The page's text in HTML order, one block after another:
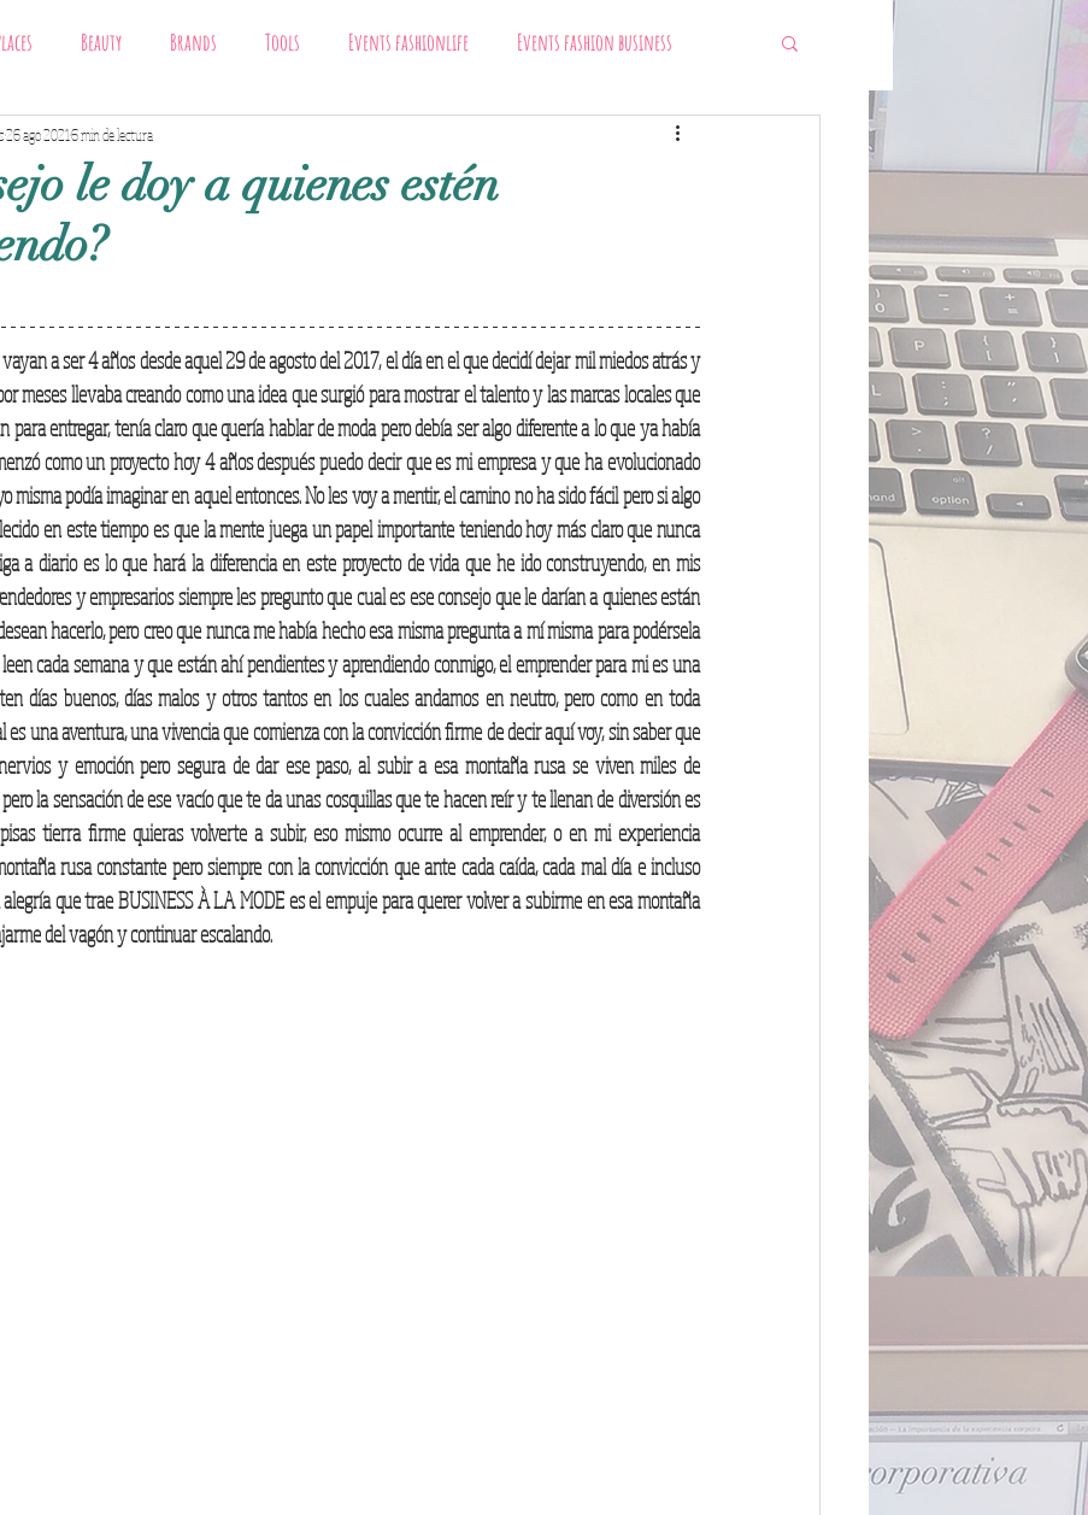
Beauty Brands Tools Events fashionlife Events fashion business
Trends fashionlife
le doy a quienes estén
26 ago 20216 min de lectura
a ser 4 años desde aquel 29 de agosto del 2017, el día en el que decidí dejar mil miedos atrás y
meses llevaba creando como una idea que surgió para mostrar el talento y las marcas locales que
entregar, tenía claro que quería hablar de moda pero debía ser algo diferente a lo que ya había
como un proyecto hoy 4 años después puedo decir que es mi empresa y que ha evolucionado
misma podía imaginar en aquel entonces. No les voy a mentir, el camino no ha sido fácil pero si algo
en este tiempo es que la mente juega un papel importante teniendo hoy más claro que nunca
a diario es lo que hará la diferencia en este proyecto de vida que he ido construyendo, en mis
y empresarios siempre les pregunto que cual es ese consejo que le darían a quienes están
hacerlo, pero creo que nunca me había hecho esa misma pregunta a mí misma para podérsela
cada semana y que están ahí pendientes y aprendiendo conmigo, el emprender para mi es una
días buenos, días malos y otros tantos en los cuales andamos en neutro, pero como en toda
una aventura, una vivencia que comienza con la convicción firme de decir aquí voy, sin saber que
y emoción pero segura de dar ese paso, al subir a esa montaña rusa se viven miles de
la sensación de ese vacío que te da unas cosquillas que te hacen reír y te llenan de diversión es
tierra firme quieras volverte a subir, eso mismo ocurre al emprender, o en mi experiencia
rusa constante pero siempre con la convicción que ante cada caída, cada mal día e incluso
que trae BUSINESS À LA MODE es el empuje para querer volver a subirme en esa montaña
del vagón y continuar escalando.